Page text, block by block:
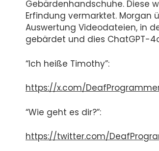
Gebärdenhandschuhe. Diese
Erfindung vermarktet. Morgan
Auswertung Videodateien, in
gebärdet und dies ChatGPT-
“Ich heiße Timothy”:
https://x.com/
“Wie geht es dir?”:
https://twitter.com/